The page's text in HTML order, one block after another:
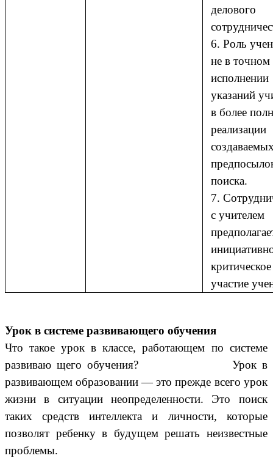
делового
6. Роль
не в точном
исполнении
указаний
в более
реализации
поиска.
7.
с учителем
критическое
участие
Урок в системе развивающего обучения
Что такое урок в классе, работающем по системе
развиваю щего обучения? Урок в
развивающем образовании — это прежде всего урок
жизни в ситуации неопределенности. Это поиск
таких средств интеллекта и личности, которые
позволят ребенку в будущем решать неизвестные
проблемы.